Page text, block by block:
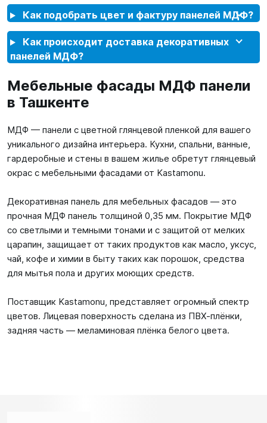
Как подобрать цвет и фактуру панелей МДФ?
Как происходит доставка декоративных
панелей МДФ?
Мебельные фасады МДФ панели
в Ташкенте
МДФ — панели с цветной глянцевой пленкой для вашего
уникального дизайна интерьера. Кухни, спальни, ванные,
гардеробные и стены в вашем жилье обретут глянцевый
окрас с мебельными фасадами от Kastamonu.
Декоративная панель для мебельных фасадов — это
прочная МДФ панель толщиной 0,35 мм. Покрытие МДФ
со светлыми и темными тонами и с защитой от мелких
царапин, защищает от таких продуктов как масло, уксус,
чай, кофе и химии в быту таких как порошок, средства
для мытья пола и других моющих средств.
Поставщик Kastamonu, представляет огромный спектр
цветов. Лицевая поверхность сделана из ПВХ-плёнки,
задняя часть — меламиновая плёнка белого цвета.